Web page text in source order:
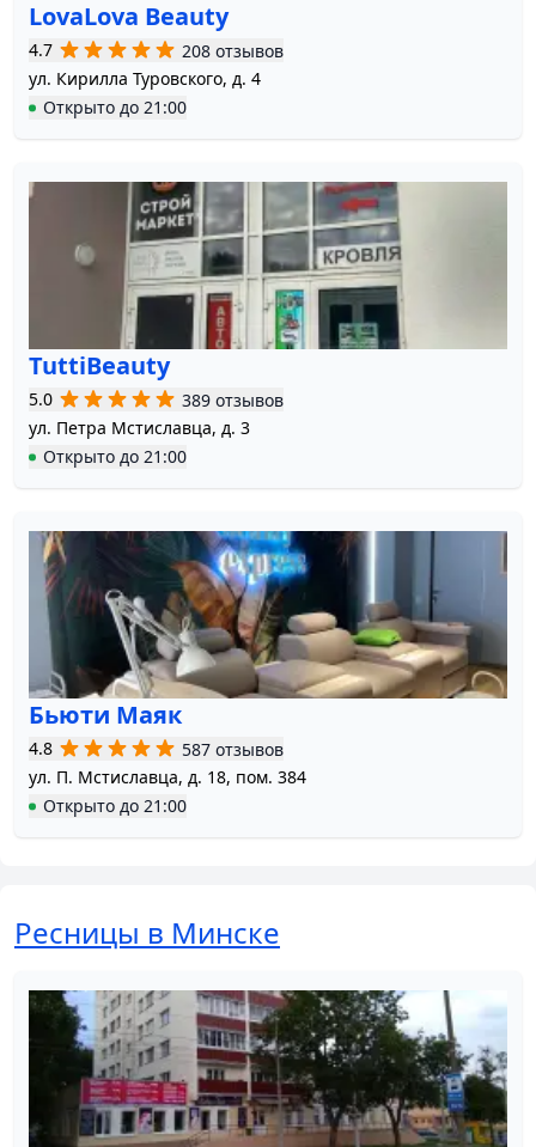
LovaLova Beauty
4.7
208 отзывов
ул. Кирилла Туровского, д. 4
Открыто до 21:00
TuttiBeauty
5.0
389 отзывов
ул. Петра Мстиславца, д. 3
Открыто до 21:00
Бьюти Маяк
4.8
587 отзывов
ул. П. Мстиславца, д. 18, пом. 384
Открыто до 21:00
Ресницы в Минске